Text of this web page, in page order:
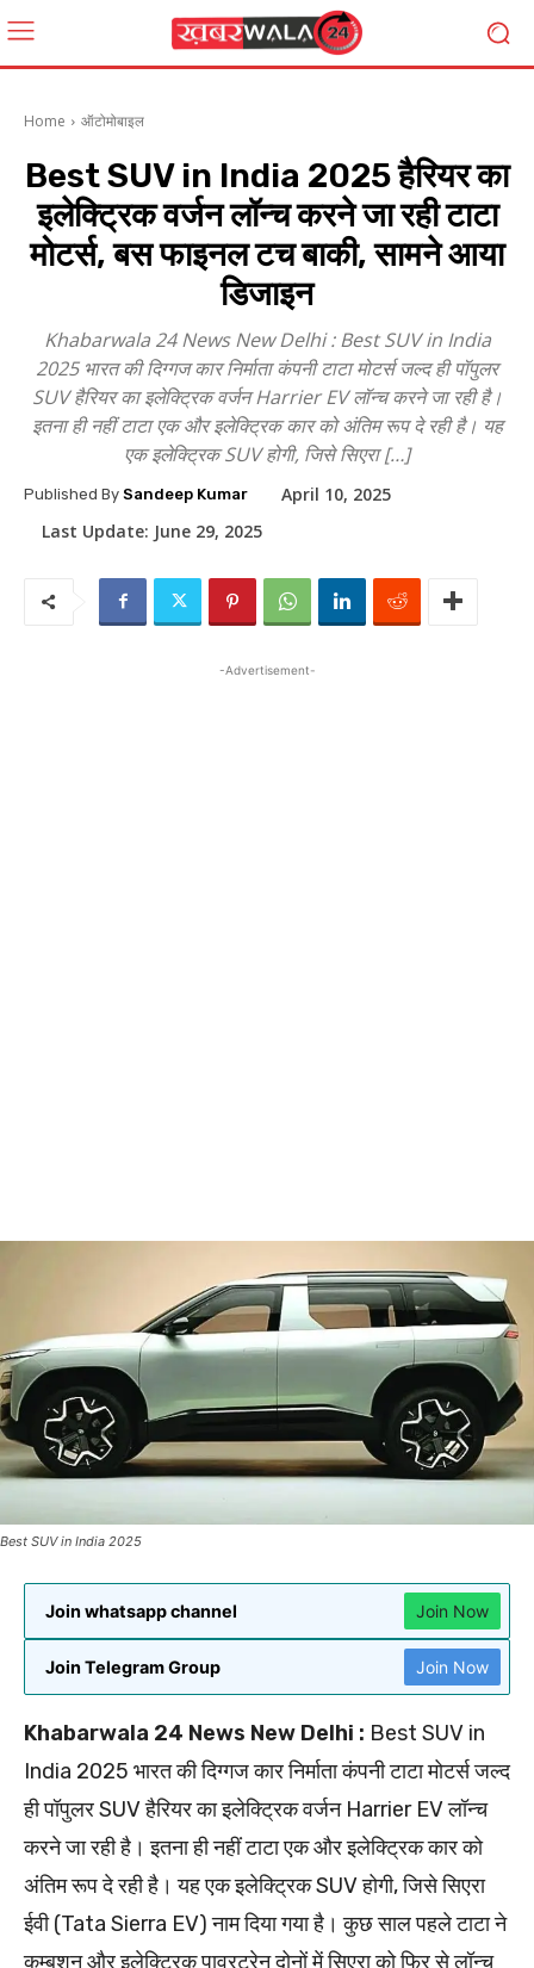
Home ऑटोमोबाइल
Best SUV in India 2025 हैरियर का
इलेक्ट्रिक वर्जन लॉन्च करने जा रही टाटा
मोटर्स, बस फाइनल टच बाकी, सामने आया
डिजाइन
Khabarwala 24 News New Delhi : Best SUV in India
2025 भारत की दिग्गज कार निर्माता कंपनी टाटा मोटर्स जल्द ही पॉपुलर
SUV हैरियर का इलेक्ट्रिक वर्जन Harrier EV लॉन्च करने जा रही है।
इतना ही नहीं टाटा एक और इलेक्ट्रिक कार को अंतिम रूप दे रही है। यह
एक इलेक्ट्रिक SUV होगी, जिसे सिएरा […]
Published By Sandeep Kumar
April 10, 2025
Last Update: June 29, 2025
-Advertisement-
Best SUV in India 2025
Join whatsapp channel Join Now
Join Telegram Group Join Now
Khabarwala 24 News New Delhi : Best SUV in
India 2025 भारत की दिग्गज कार निर्माता कंपनी टाटा मोटर्स जल्द
ही पॉपुलर SUV हैरियर का इलेक्ट्रिक वर्जन Harrier EV लॉन्च
करने जा रही है। इतना ही नहीं टाटा एक और इलेक्ट्रिक कार को
अंतिम रूप दे रही है। यह एक इलेक्ट्रिक SUV होगी, जिसे सिएरा
ईवी (Tata Sierra EV) नाम दिया गया है। कुछ साल पहले टाटा ने
कम्बशन और इलेक्ट्रिक पावरट्रेन दोनों में सिएरा को फिर से लॉन्च